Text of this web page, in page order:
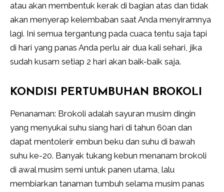
atau akan membentuk kerak di bagian atas dan tidak
akan menyerap kelembaban saat Anda menyiramnya
lagi. Ini semua tergantung pada cuaca tentu saja tapi
di hari yang panas Anda perlu air dua kali sehari, jika
sudah kusam setiap 2 hari akan baik-baik saja.
KONDISI PERTUMBUHAN BROKOLI
Penanaman: Brokoli adalah sayuran musim dingin
yang menyukai suhu siang hari di tahun 60an dan
dapat mentolerir embun beku dan suhu di bawah
suhu ke-20. Banyak tukang kebun menanam brokoli
di awal musim semi untuk panen utama, lalu
membiarkan tanaman tumbuh selama musim panas